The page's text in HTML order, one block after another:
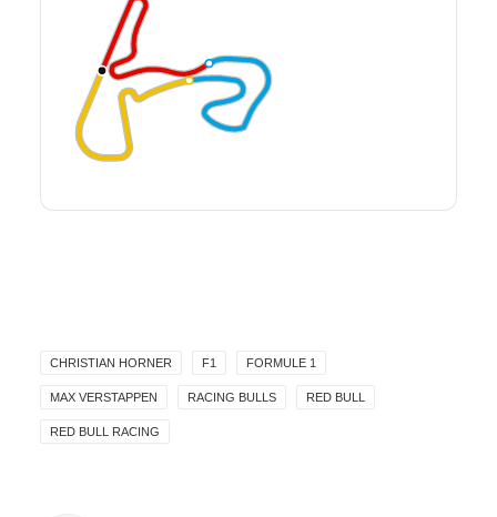
CHRISTIAN HORNER F1 FORMULE 1
MAX VERSTAPPEN RACING BULLS RED BULL
RED BULL RACING